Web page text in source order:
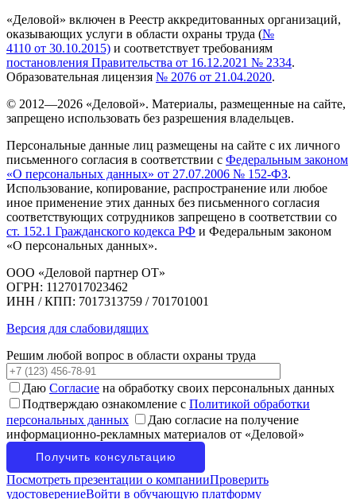
«Деловой» включен в Реестр аккредитованных организаций,
оказывающих услуги в области охраны труда (№
4110 от 30.10.2015) и соответствует требованиям
постановления Правительства от 16.12.2021 № 2334.
Образовательная лицензия № 2076 от 21.04.2020.
© 2012—2026 «Деловой». Материалы, размещенные на сайте,
запрещено использовать без разрешения владельцев.
Персональные данные лиц размещены на сайте с их личного
письменного согласия в соответствии с Федеральным законом
«О персональных данных» от 27.07.2006 № 152-ФЗ.
Использование, копирование, распространение или любое
иное применение этих данных без письменного согласия
соответствующих сотрудников запрещено в соответствии со
ст. 152.1 Гражданского кодекса РФ и Федеральным законом
«О персональных данных».
ООО «Деловой партнер ОТ»
ОГРН: 1127017023462
ИНН / КПП: 7017313759 / 701701001
Версия для слабовидящих
Решим любой вопрос в области охраны труда
Даю Согласие на обработку своих персональных данных
Подтверждаю ознакомление с Политикой обработки
персональных данных
Даю согласие на получение
информационно-рекламных материалов от «Деловой»
Посмотреть презентации о компанииПроверить
удостоверениеВойти в обучающую платформу